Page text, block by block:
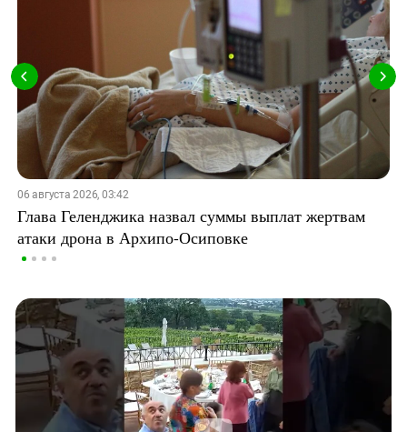
06 августа 2026, 03:42
Глава Геленджика назвал суммы выплат жертвам
атаки дрона в Архипо-Осиповке